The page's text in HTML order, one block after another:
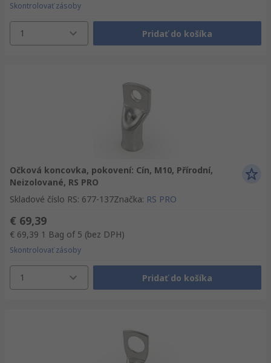
Skontrolovať zásoby
1 Pridať do košíka
Očková koncovka, pokovení: Cín, M10, Přírodní,
Neizolované, RS PRO
Skladové číslo RS: 677-137Značka: RS PRO
€ 69,39
€ 69,39 1 Bag of 5 (bez DPH)
Skontrolovať zásoby
1 Pridať do košíka